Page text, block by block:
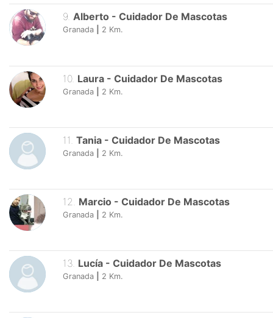
9. Alberto - Cuidador De Mascotas
Granada 2 Km.
10. Laura - Cuidador De Mascotas
Granada 2 Km.
11 Tania - Cuidador De Mascotas
Granada 2 Km.
12 Marcio - Cuidador De Mascotas
Granada 2 Km.
13. Lucía - Cuidador De Mascotas
Granada 2 Km.